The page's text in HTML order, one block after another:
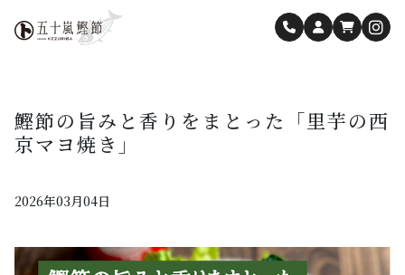
鰹節の旨みと香りをまとった「里芋の西
京マヨ焼き」
2026年03月04日